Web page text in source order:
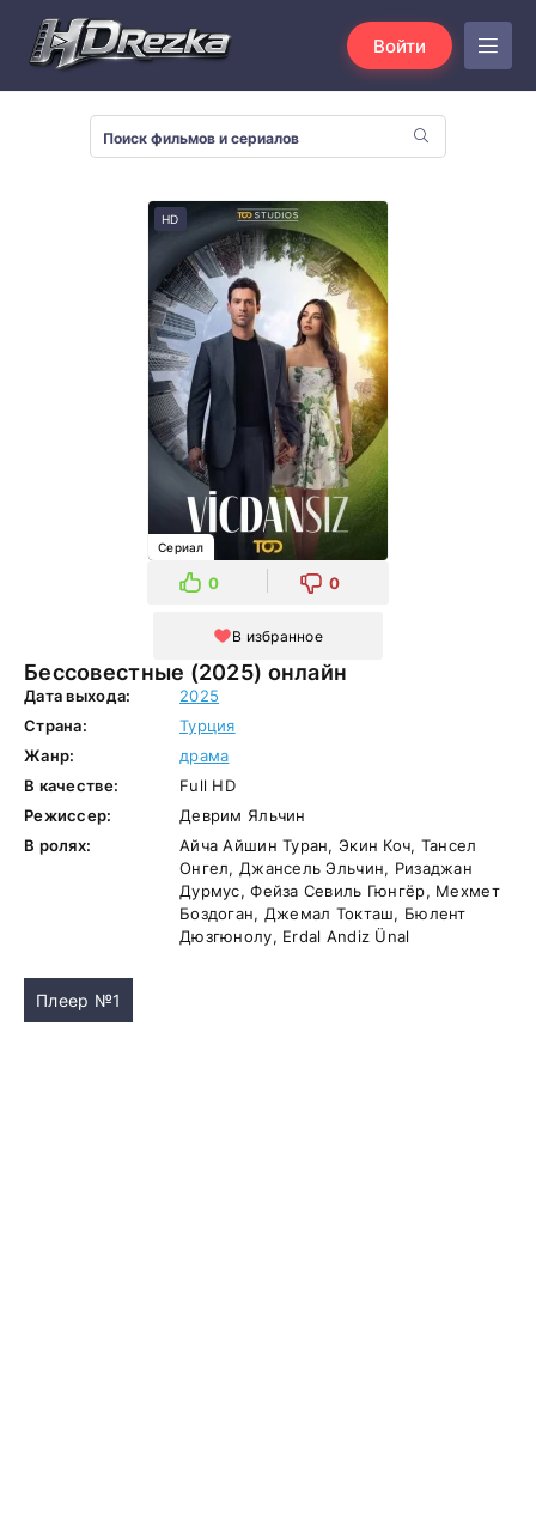
Войти
Бессовестные (2025) онлайн
HD
Сериал
0 0
В избранное
Дата выхода:
2025
Страна:
Турция
Жанр:
драма
В качестве:
Full HD
Режиссер:
Деврим Яльчин
В ролях:
Айча Айшин Туран, Экин Коч, Тансел
Онгел, Джансель Эльчин, Ризаджан
Дурмус, Фейза Севиль Гюнгёр, Мехмет
Боздоган, Джемал Токташ, Бюлент
Дюзгюнолу, Erdal Andiz Ünal
Плеер №1